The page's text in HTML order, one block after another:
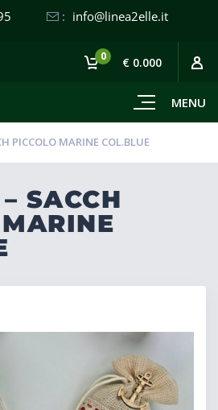
: info@linea2elle.it
MENU
0 € 0.000
PICCOLO MARINE COL.BLUE
SACCH